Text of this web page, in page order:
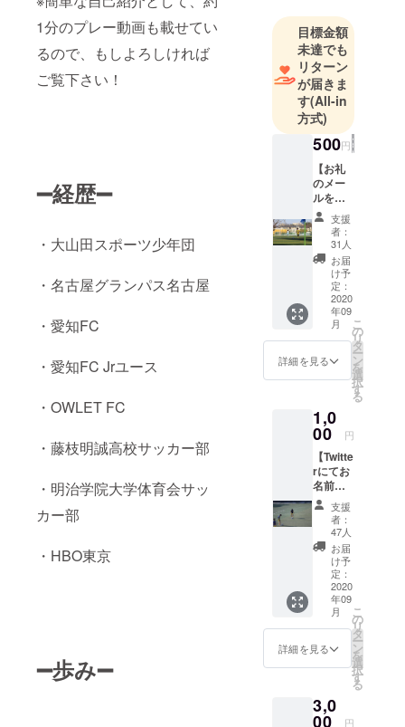
1分のプレー動画も載せてい
るので、もしよろしければ
ご覧下さい！
➖経歴➖
・大山田スポーツ少年団
・名古屋グランパス名古屋
・愛知FC
・愛知FC Jrユース
・OWLET FC
・藤枝明誠高校サッカー部
・明治学院大学体育会サッ
カー部
・HBO東京
➖歩み➖
目標金額
未達でも
リターン
が届きま
す(All-in
方式)
500円
【お礼
のメー
ルをお
送りし
ま
す！！
】 リ
ターン
は不
要、と
りあえ
ず頑張
れ！と
応援し
てくだ
さる方
なりま
す。 本
当に救
われま
す。 あ
りがと
うござ
いま
す。
支援
者：
31人
お届
け予
定：
2020
年09
月
詳細を見る
こ
の
リ
タ
ー
ン
を
選
択
す
る
1,0
00 円
【Twitte
rにてお
名前を
掲載し
ま
す！！
】 ＊
Twitter
アカウ
ントの
共有を
します
＊必ず
備考欄
にご希
望の名
入して
くださ
支援
者：
47人
お届
け予
定：
2020
年09
月
詳細を見る
こ
の
リ
タ
ー
ン
を
選
択
す
る
3,0
00 円